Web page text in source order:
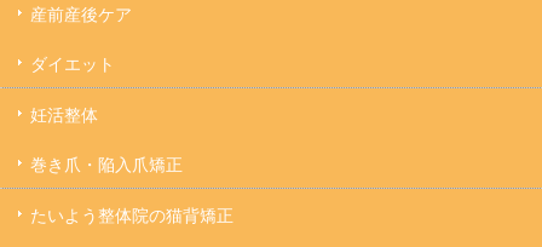
産前産後ケア
ダイエット
妊活整体
巻き爪・陥入爪矯正
たいよう整体院の猫背矯正